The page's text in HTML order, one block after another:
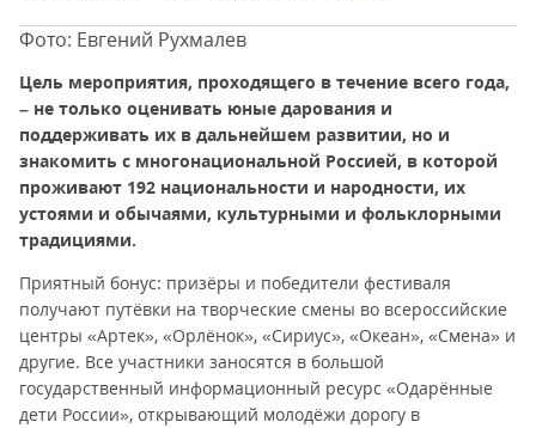
Фото: Евгений Рухмалев
Цель мероприятия, проходящего в течение всего года,
– не только оценивать юные дарования и
поддерживать их в дальнейшем развитии, но и
знакомить с многонациональной Россией, в которой
проживают 192 национальности и народности, их
устоями и обычаями, культурными и фольклорными
традициями.
Приятный бонус: призёры и победители фестиваля
получают путёвки на творческие смены во всероссийские
центры «Артек», «Орлёнок», «Сириус», «Океан», «Смена» и
другие. Все участники заносятся в большой
государственный информационный ресурс «Одарённые
дети России», открывающий молодёжи дорогу в